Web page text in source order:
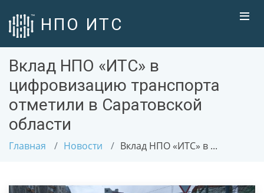
НПО ИТС
Вклад НПО «ИТС» в
цифровизацию транспорта
отметили в Саратовской
области
Главная Новости Вклад НПО «ИТС» в ...